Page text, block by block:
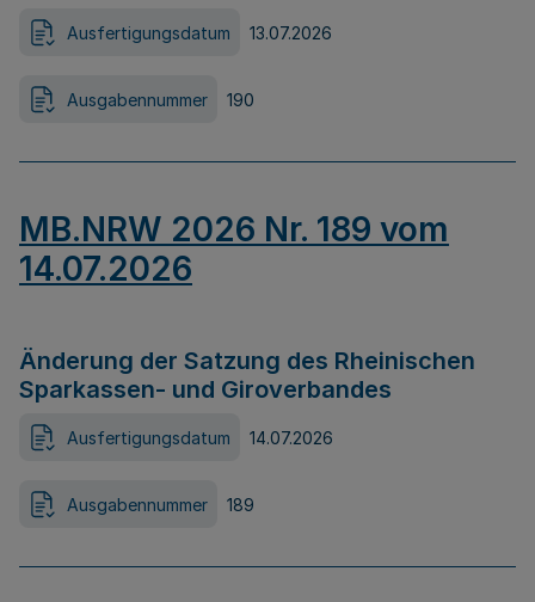
Ausfertigungsdatum 13.07.2026
Ausgabennummer 190
MB.NRW 2026 Nr. 189 vom
14.07.2026
Änderung der Satzung des Rheinischen
Sparkassen- und Giroverbandes
Ausfertigungsdatum 14.07.2026
Ausgabennummer 189